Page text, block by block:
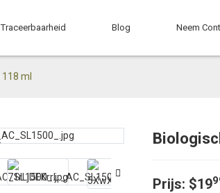
Traceerbaarheid Blog Neem
ml
Prijs: $19